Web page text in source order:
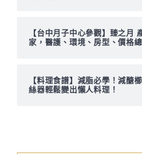
【台中月子中心參觀】臻之月
家，醫護、環境、房型、價格總
【料理食譜】減脂必學！減醣
絲器輕鬆變出懶人料理！